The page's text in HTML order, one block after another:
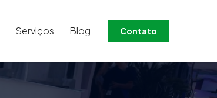
Serviços Blog Contato